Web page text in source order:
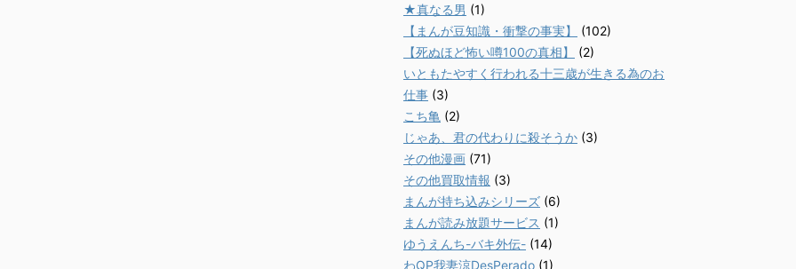
★真なる男 (1)
【まんが豆知識・衝撃の事実】
(102)
【死ぬほど怖い噂100の真相】
(2)
いともたやすく行われる十三歳が生きる為のお
仕事 (3)
こち亀 (2)
じゃあ、君の代わりに殺そうか (3)
その他漫画 (71)
その他買取情報 (3)
まんが持ち込みシリーズ (6)
まんが読み放題サービス (1)
ゆうえんち-バキ外伝- (14)
わQP我妻涼DesPerado (1)